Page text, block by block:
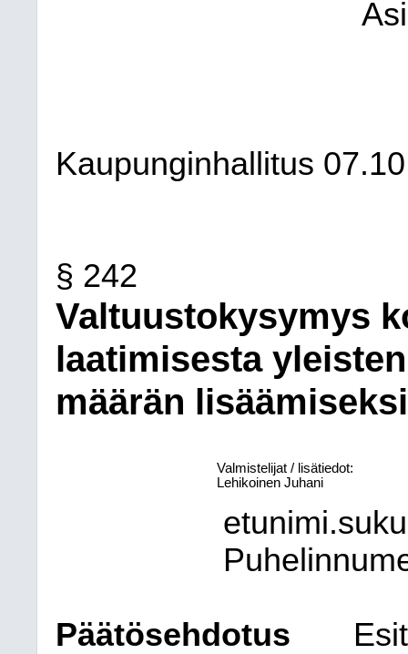
Kaupunginhallitus
§ 242
Valtuustokysymys
laatimisesta
määrän lisäämiseksi
Valmistelijat / lisätiedot:
Lehikoinen Juhani
Päätösehdotus